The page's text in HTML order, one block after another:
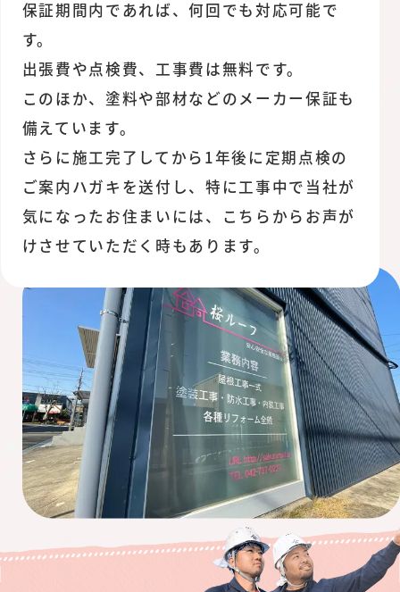
保証期間内であれば、何回でも対応可能で
す。
出張費や点検費、工事費は無料です。
このほか、塗料や部材などのメーカー保証も
備えています。
さらに施工完了してから1年後に定期点検の
ご案内ハガキを送付し、特に工事中で当社が
気になったお住まいには、こちらからお声が
けさせていただく時もあります。